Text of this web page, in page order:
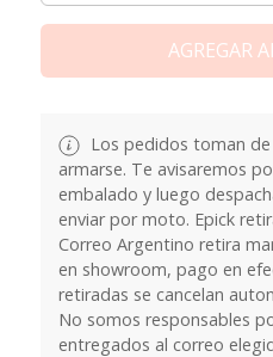
AGREGAR
Los pedidos toman
armarse. Te avisaremos
embalado y luego
enviar por moto. Epick
Correo Argentino retira
en showroom, pago en
retiradas se cancelan
No somos responsables
entregados al correo